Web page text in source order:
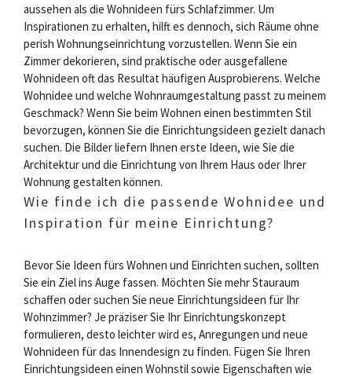
aussehen als die Wohnideen fürs Schlafzimmer. Um
Inspirationen zu erhalten, hilft es dennoch, sich Räume ohne
perish Wohnungseinrichtung vorzustellen. Wenn Sie ein
Zimmer dekorieren, sind praktische oder ausgefallene
Wohnideen oft das Resultat häufigen Ausprobierens. Welche
Wohnidee und welche Wohnraumgestaltung passt zu meinem
Geschmack? Wenn Sie beim Wohnen einen bestimmten Stil
bevorzugen, können Sie die Einrichtungsideen gezielt danach
suchen. Die Bilder liefern Ihnen erste Ideen, wie Sie die
Architektur und die Einrichtung von Ihrem Haus oder Ihrer
Wohnung gestalten können.
Wie finde ich die passende Wohnidee und
Inspiration für meine Einrichtung?
Bevor Sie Ideen fürs Wohnen und Einrichten suchen, sollten
Sie ein Ziel ins Auge fassen. Möchten Sie mehr Stauraum
schaffen oder suchen Sie neue Einrichtungsideen für Ihr
Wohnzimmer? Je präziser Sie Ihr Einrichtungskonzept
formulieren, desto leichter wird es, Anregungen und neue
Wohnideen für das Innendesign zu finden. Fügen Sie Ihren
Einrichtungsideen einen Wohnstil sowie Eigenschaften wie